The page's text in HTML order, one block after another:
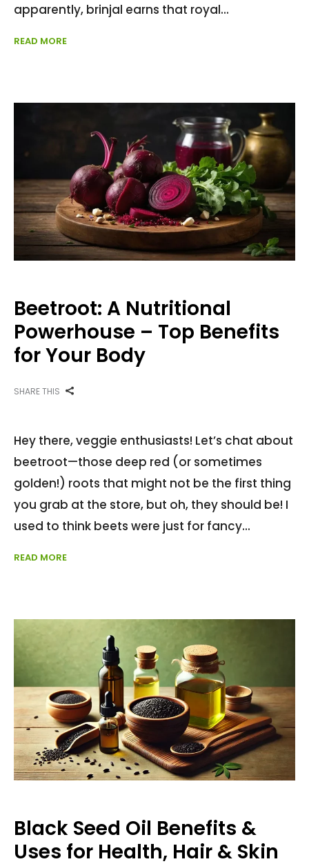
apparently, brinjal earns that royal
READ MORE
Beetroot: A Nutritional
Powerhouse – Top Benefits
for Your Body
SHARE THIS
Hey there, veggie enthusiasts! Let’s chat about
beetroot—those deep red (or sometimes
golden!) roots that might not be the first thing
you grab at the store, but oh, they should be! I
used to think beets were just for fancy
READ MORE
Black Seed Oil Benefits &
Uses for Health, Hair & Skin